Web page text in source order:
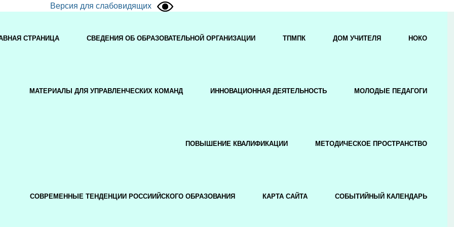
Версия для слабовидящих
СТРАНИЦА СВЕДЕНИЯ ОБ ОБРАЗОВАТЕЛЬНОЙ ОРГАНИЗАЦИИ ТПМПК ДОМ УЧИТЕЛЯ НОКО
МАТЕРИАЛЫ ДЛЯ УПРАВЛЕНЧЕСКИХ КОМАНД ИННОВАЦИОННАЯ ДЕЯТЕЛЬНОСТЬ МОЛОДЫЕ ПЕДАГОГИ
ПОВЫШЕНИЕ КВАЛИФИКАЦИИ МЕТОДИЧЕСКОЕ ПРОСТРАНСТВО
СОВРЕМЕННЫЕ ТЕНДЕНЦИИ РОССИИЙСКОГО ОБРАЗОВАНИЯ КАРТА САЙТА СОБЫТИЙНЫЙ КАЛЕНДАРЬ